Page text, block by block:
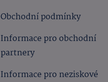
Obchodní podmínky
Informace pro obchodní
partnery
Informace pro neziskové